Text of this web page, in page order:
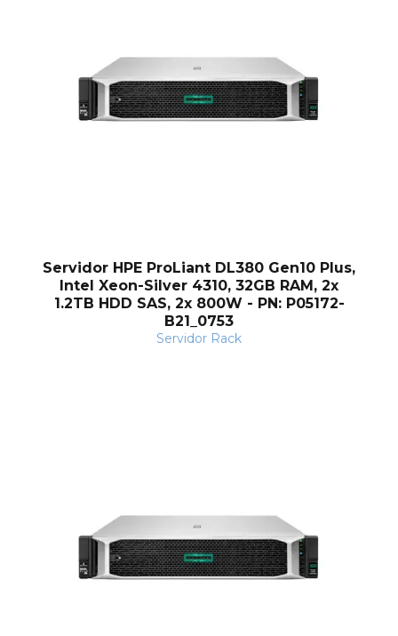
Servidor HPE ProLiant DL380 Gen10 Plus,
Intel Xeon-Silver 4310, 32GB RAM, 2x
1.2TB HDD SAS, 2x 800W - PN: P05172-
B21_0753
Servidor Rack